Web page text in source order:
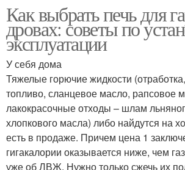
Как выбрать печь для
дровах: советы по
эксплуатации
У себя дома
Тяжелые горючие жидкости
топливо, сланцевое масло, рапсовое
лакокрасочные отходы – шлам
хлопкового масла) либо найдутся на
есть в продаже. Причем цена 1
гигакалории оказывается ниже, чем
уже об ЛВЖ. Нужно только сжечь их